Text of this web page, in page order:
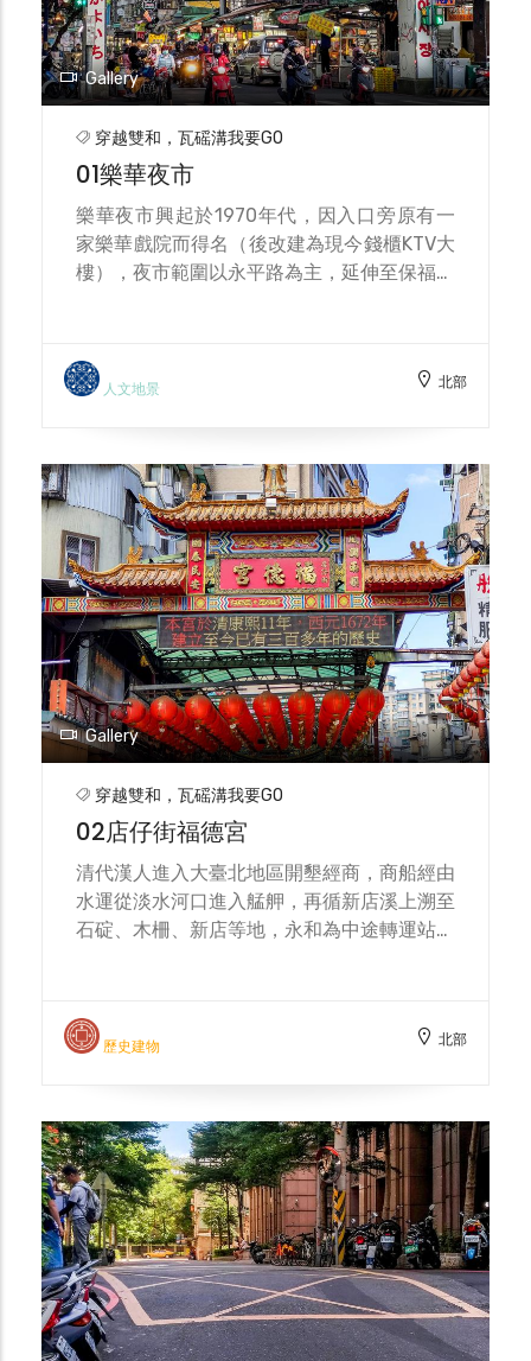
Gallery
穿越雙和，瓦磘溝我要GO
01樂華夜市
樂華夜市興起於1970年代，因入口旁原有一
家樂華戲院而得名（後改建為現今錢櫃KTV大
樓），夜市範圍以永平路為主，延伸至保福路
面，是永和的重要商圈。另外，此區有一個
「舊廍」的舊地名（今和平街附近），近代亦
用原鄉的製糖技術，開闢旱田埔園種蔗並開設
糖廍製糖，永和的傳統製糖業發展直到日據初
期萬華的新式糖廠成立才逐漸被取代。
人文地景 北部
Gallery
穿越雙和，瓦磘溝我要GO
02店仔街福德宮
清代漢人進入大臺北地區開墾經商，商船經由
水運從淡水河口進入艋舺，再循新店溪上溯至
石碇、木柵、新店等地，永和為中途轉運站，
市街，便以「店仔街」命名。店仔街是永和早
期聚落發展的重要核心，位於今日秀朗路一
歷史最悠久的福德宮，也是居民之信仰中心。
歷史建物 北部